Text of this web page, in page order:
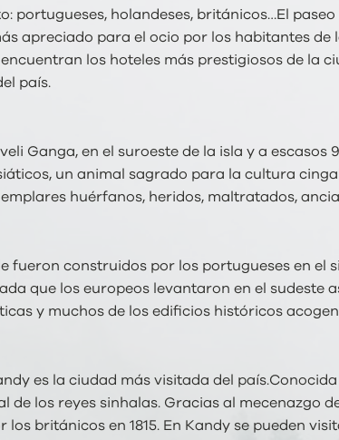
portugueses, holandeses, británicos…El
apreciado para el ocio por los habitantes
los hoteles más prestigiosos de la
país.
Ganga, en el suroeste de la isla y a escasos
un animal sagrado para la cultura
huérfanos, heridos, maltratados,
fueron construidos por los portugueses en el
que los europeos levantaron en el sudeste
y muchos de los edificios históricos
es la ciudad más visitada del
los reyes sinhalas. Gracias al mecenazgo
británicos en 1815. En Kandy se pueden